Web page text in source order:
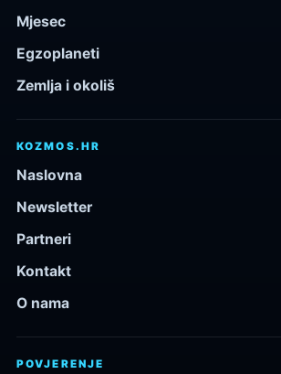
Mjesec
Egzoplaneti
Zemlja i okoliš
KOZMOS.HR
Naslovna
Newsletter
Partneri
Kontakt
O nama
POVJERENJE